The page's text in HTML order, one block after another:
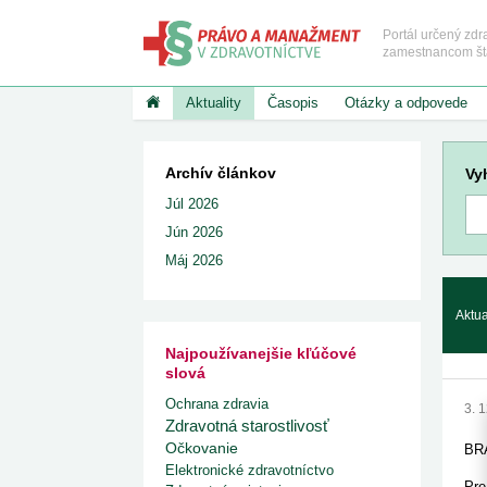
Portál určený
zamestnancom
Aktuality
Zobraziť
Úrad pre dohľad nad zdravotnou starostlivosťou
vydal právne stanovi...
9. 7. 2026
Pribudli nové pracoviská magnetickej rezonancie
Zvýhodnené alebo bezplatné vstupy do kultúrnych
inštitúcií pre viac...
1. 7. 2026
Ministerstvo zdravotníctva zverejnilo zoznam liekov
úradne určeno...
1. 7. 2026
Rezort zdravotníctva zverejnil zoznam
Časopis
PRÁVO A
Prípady výkonu lekárskej
za sťaženie
Právna kvalifikácia
a vlastnosťou prístroja
AKTUALITY
WHO vyzýva na
nových prípadov
Lekári majú júl na
Otázky a odpovede
KATEGÓRIE
Základné a
Správne konanie
Pracovné
Štátny fond
Nemocenské
oznámení a
Poskytovatelia3.
Archív článkov
Júl 2026
Jún 2026
Máj 2026
Najpoužívanejšie kľúčové
slová
Ochrana zdravia
Zdravotná starostlivosť
Očkovanie
Elektronické zdravotníctvo